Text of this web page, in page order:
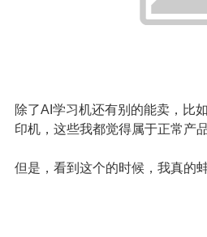
除了AI学习机还有别的能卖，比
印机，这些我都觉得属于正常产品
但是，看到这个的时候，我真的蚌